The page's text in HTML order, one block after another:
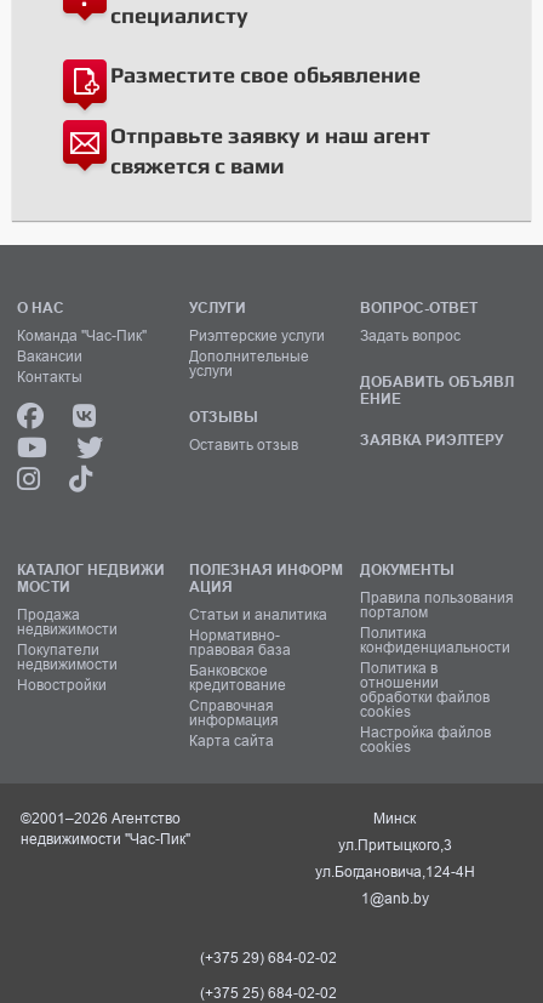
специалисту
Разместите свое обьявление
Отправьте заявку и наш агент
свяжется с вами
О НАС
Команда "Час-Пик"
Вакансии
Контакты
УСЛУГИ
Риэлтерские услуги
Дополнительные
услуги
ОТЗЫВЫ
Оставить отзыв
ВОПРОС-ОТВЕТ
Задать вопрос
ДОБАВИТЬ ОБЪЯВЛ
ЕНИЕ
ЗАЯВКА РИЭЛТЕРУ
КАТАЛОГ НЕДВИЖИ
МОСТИ
Продажа
недвижимости
Покупатели
недвижимости
Новостройки
ПОЛЕЗНАЯ ИНФОРМ
АЦИЯ
Статьи и аналитика
Нормативно-
правовая база
Банковское
кредитование
Справочная
информация
Карта сайта
ДОКУМЕНТЫ
Правила пользования
порталом
Политика
конфиденциальности
Политика в
отношении
обработки файлов
cookies
Настройка файлов
cookies
©2001–2026 Агентство
недвижимости "Час-Пик"
Минск
ул.Притыцкого,3
ул.Богдановича,124-4Н
1@anb.by
(+375 29) 684-02-02
(+375 25) 684-02-02